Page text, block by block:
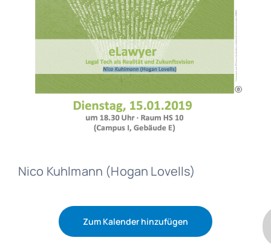
Nico Kuhlmann (Hogan Lovells)
Zum Kalender hinzufügen